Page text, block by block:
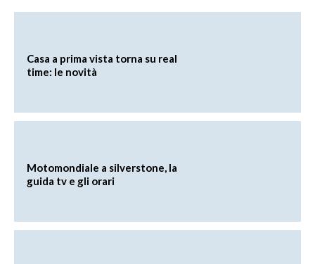
Casa a prima vista torna su real
time: le novità
Motomondiale a silverstone, la
guida tv e gli orari